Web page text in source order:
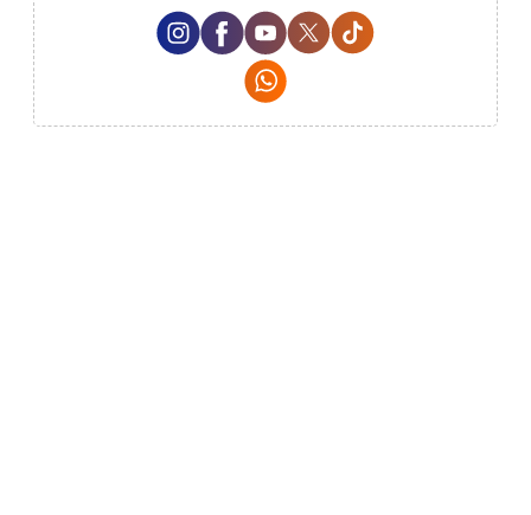
Instagram Social Media
Facebook Social Media
Youtube Social Media
Twitter Social Media
Tiktok Social